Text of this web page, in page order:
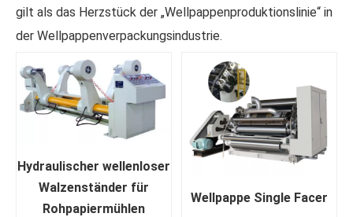
gilt als das Herzstück der „Wellpappenproduktionslinie“ in
der Wellpappenverpackungsindustrie.
Hydraulischer wellenloser
Walzenständer für
Rohpapiermühlen
Wellpappe Single Facer